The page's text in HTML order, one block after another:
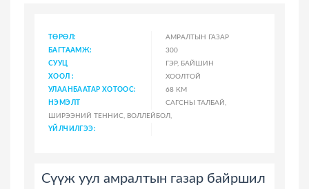
ТӨРӨЛ:
АМРАЛТЫН ГАЗАР
БАГТААМЖ:
300
СУУЦ
ГЭР, БАЙШИН
ХООЛ :
ХООЛТОЙ
УЛААНБААТАР ХОТООС:
68 КМ
НЭМЭЛТ
САГСНЫ ТАЛБАЙ,
ШИРЭЭНИЙ ТЕННИС, ВОЛЛЕЙБОЛ,
ҮЙЛЧИЛГЭЭ:
Сүүж уул амралтын газар байршил